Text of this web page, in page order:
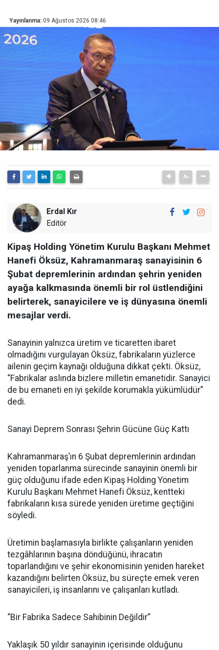
Yayınlanma: 09 Ağustos 2026 08:46
Erdal Kır
Editör
Kipaş Holding Yönetim Kurulu Başkanı Mehmet
Hanefi Öksüz, Kahramanmaraş sanayisinin 6
Şubat depremlerinin ardından şehrin yeniden
ayağa kalkmasında önemli bir rol üstlendiğini
belirterek, sanayicilere ve iş dünyasına önemli
mesajlar verdi.
Sanayinin yalnızca üretim ve ticaretten ibaret
olmadığını vurgulayan Öksüz, fabrikaların yüzlerce
ailenin geçim kaynağı olduğuna dikkat çekti. Öksüz,
“Fabrikalar aslında bizlere milletin emanetidir. Sanayici
de bu emaneti en iyi şekilde korumakla yükümlüdür”
dedi.
Sanayi Deprem Sonrası Şehrin Gücüne Güç Kattı
Kahramanmaraş’ın 6 Şubat depremlerinin ardından
yeniden toparlanma sürecinde sanayinin önemli bir
güç olduğunu ifade eden Kipaş Holding Yönetim
Kurulu Başkanı Mehmet Hanefi Öksüz, kentteki
fabrikaların kısa sürede yeniden üretime geçtiğini
söyledi.
Üretimin başlamasıyla birlikte çalışanların yeniden
tezgâhlarının başına döndüğünü, ihracatın
toparlandığını ve şehir ekonomisinin yeniden hareket
kazandığını belirten Öksüz, bu süreçte emek veren
sanayicileri, iş insanlarını ve çalışanları kutladı.
“Bir Fabrika Sadece Sahibinin Değildir”
Yaklaşık 50 yıldır sanayinin içerisinde olduğunu